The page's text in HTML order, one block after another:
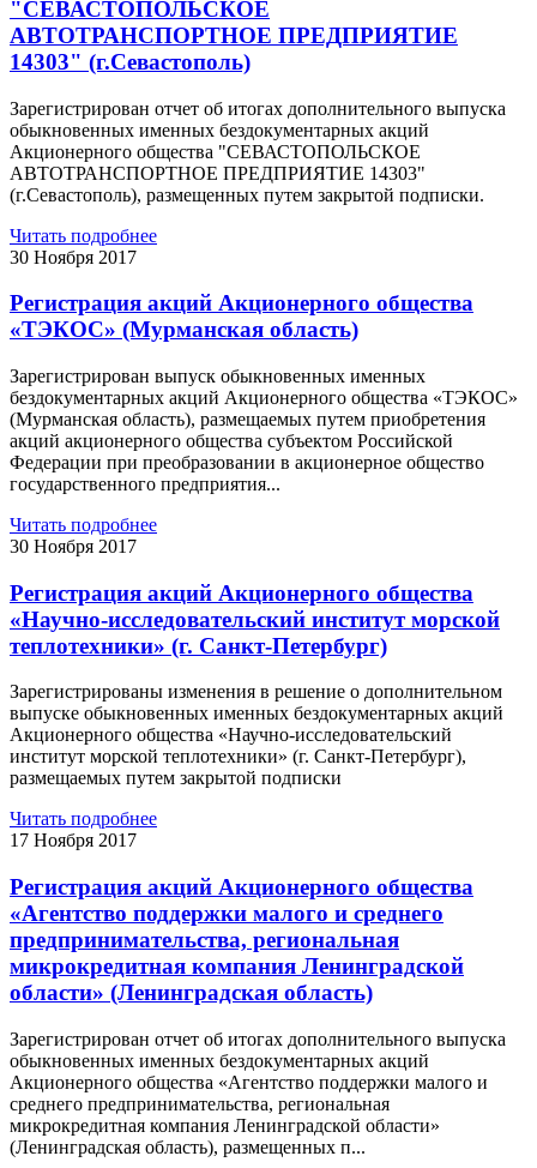
"СЕВАСТОПОЛЬСКОЕ
АВТОТРАНСПОРТНОЕ ПРЕДПРИЯТИЕ
14303" (г.Севастополь)
Зарегистрирован отчет об итогах дополнительного выпуска
обыкновенных именных бездокументарных акций
Акционерного общества "СЕВАСТОПОЛЬСКОЕ
АВТОТРАНСПОРТНОЕ ПРЕДПРИЯТИЕ 14303"
(г.Севастополь), размещенных путем закрытой подписки.
Читать подробнее
30 Ноября 2017
Регистрация акций Акционерного общества
«ТЭКОС» (Мурманская область)
Зарегистрирован выпуск обыкновенных именных
бездокументарных акций Акционерного общества «ТЭКОС»
(Мурманская область), размещаемых путем приобретения
акций акционерного общества субъектом Российской
Федерации при преобразовании в акционерное общество
государственного предприятия...
Читать подробнее
30 Ноября 2017
Регистрация акций Акционерного общества
«Научно-исследовательский институт морской
теплотехники» (г. Санкт-Петербург)
Зарегистрированы изменения в решение о дополнительном
выпуске обыкновенных именных бездокументарных акций
Акционерного общества «Научно-исследовательский
институт морской теплотехники» (г. Санкт-Петербург),
размещаемых путем закрытой подписки
Читать подробнее
17 Ноября 2017
Регистрация акций Акционерного общества
«Агентство поддержки малого и среднего
предпринимательства, региональная
микрокредитная компания Ленинградской
области» (Ленинградская область)
Зарегистрирован отчет об итогах дополнительного выпуска
обыкновенных именных бездокументарных акций
Акционерного общества «Агентство поддержки малого и
среднего предпринимательства, региональная
микрокредитная компания Ленинградской области»
(Ленинградская область), размещенных п...